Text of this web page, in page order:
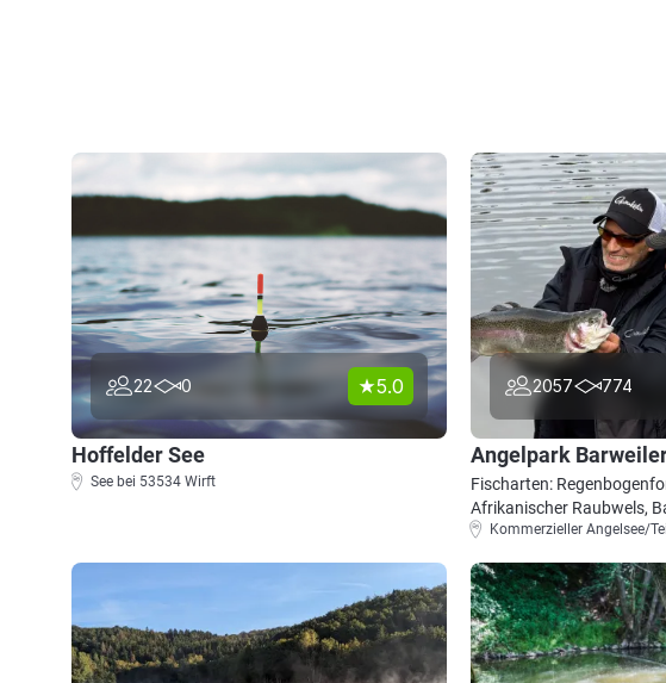
22 0 5.0
Hoffelder See
See bei 53534 Wirft
2057 774
Angelpark
Fischarten:
Afrikanischer Raubwels,
Kommerzieller Angelsee/